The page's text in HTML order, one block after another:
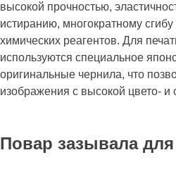
высокой прочностью,
истиранию, многократному
химических реагентов. Для
используются специальное
оригинальные чернила, что
изображения с высокой цвето- и
Повар зазывала